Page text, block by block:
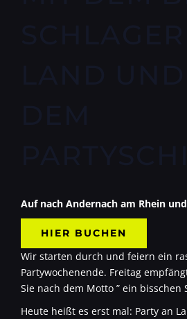
Auf nach Andernach am Rhein
HIER BUCHEN
Wir starten durch und feiern ein
Partywochenende. Freitag
Sie nach dem Motto ” ein bisschen
Heute heißt es erst mal: Party an